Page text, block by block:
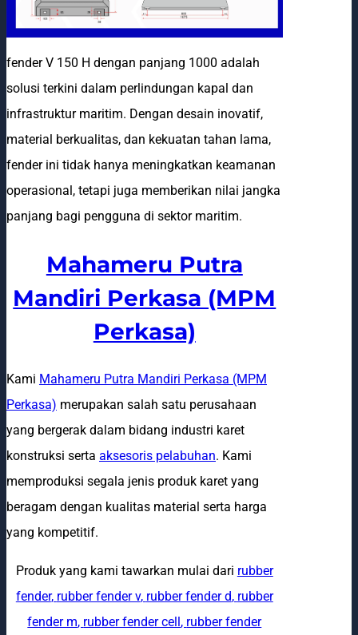
fender V 150 H dengan panjang 1000 adalah
solusi terkini dalam perlindungan kapal dan
infrastruktur maritim. Dengan desain inovatif,
material berkualitas, dan kekuatan tahan lama,
fender ini tidak hanya meningkatkan keamanan
operasional, tetapi juga memberikan nilai jangka
panjang bagi pengguna di sektor maritim.
Mahameru Putra
Mandiri Perkasa (MPM
Perkasa)
Kami Mahameru Putra Mandiri Perkasa (MPM
Perkasa) merupakan salah satu perusahaan
yang bergerak dalam bidang industri karet
konstruksi serta aksesoris pelabuhan. Kami
memproduksi segala jenis produk karet yang
beragam dengan kualitas material serta harga
yang kompetitif.
Produk yang kami tawarkan mulai dari rubber
fender, rubber fender v, rubber fender d, rubber
fender m, rubber fender cell , rubber fender